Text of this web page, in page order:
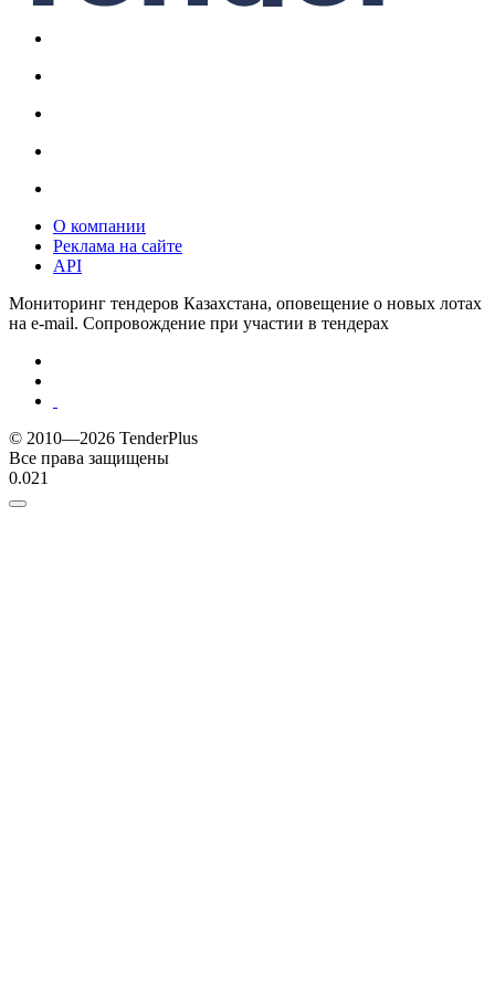
О компании
Реклама на сайте
API
Мониторинг тендеров Казахстана, оповещение о новых лотах
на e-mail. Сопровождение при участии в тендерах
© 2010—2026 TenderPlus
Все права защищены
0.021